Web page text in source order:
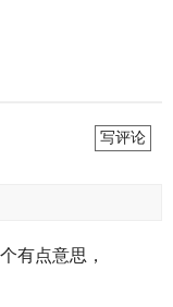
写评论
有点意思，